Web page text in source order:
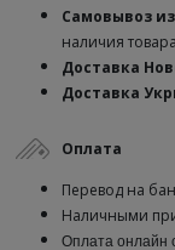
Самовывоз
наличия
Доставка
Доставка
Оплата
Перевод на
Наличными
Оплата онлайн